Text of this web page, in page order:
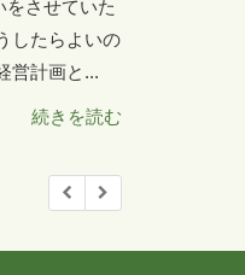
させていた
したらよいの
営計画と...
続きを読む